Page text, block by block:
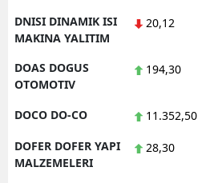
DNISI DINAMIK ISI
MAKINA YALITIM
20,12
DOAS DOGUS
OTOMOTIV
194,30
DOCO DO-CO 11.352,50
DOFER DOFER YAPI
MALZEMELERI
28,30